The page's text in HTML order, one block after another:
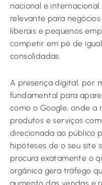
nacional e
relevante para
liberais e pequenos
competir em pé de
consolidadas.
A presença digital, por
fundamental para
como o Google, onde a
produtos e serviços
direcionada ao público
hipóteses de o seu site
procura exatamente o
orgânica gera tráfego